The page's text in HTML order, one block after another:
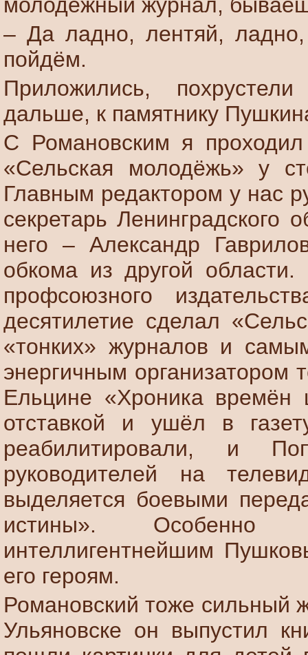
– Да ладно, лентяй,
пойдём.
Приложились,
дальше, к памятнику
С Романовским я проходил
«Сельская молодёжь» у
Главным редактором у нас
секретарь Ленинградского
него – Александр
обкома из другой
профсоюзного
десятилетие сделал
«тонких» журналов и
энергичным организатором
Ельцине «Хроника времён
отставкой и ушёл в
реабилитировали, и
руководителей на
выделяется боевыми
истины». Особенно
интеллигентнейшим
его героям.
Романовский тоже сильный
Ульяновске он выпустил